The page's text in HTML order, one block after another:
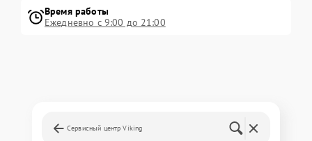
Время работы
Ежедневно с 9:00 до 21:00
Сервисный центр Viking